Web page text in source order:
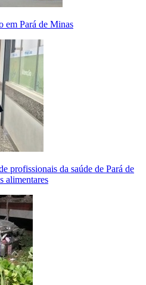
em Pará de Minas
profissionais da saúde de Pará de
alimentares